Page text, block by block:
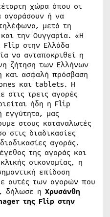
χώρα όπου οι
αγοράσουν ή να
μετά τη
την Ουγγαρία. «Η
Flip στην Ελλάδα
να ανταποκριθεί η
ζήτηση των Ελλήνων
και ασφαλή πρόσβαση
και tablets. Η
στις τρεις αγορές
ήδη η Flip
εγγύτητα, μας
στους καταναλωτές
στις διαδικασίες
αγοράς.
της αγοράς και
οικονομίας, η
επίδοση
αυτές των αγορών που
δήλωσε η Χρυσάνθη
της Flip στην